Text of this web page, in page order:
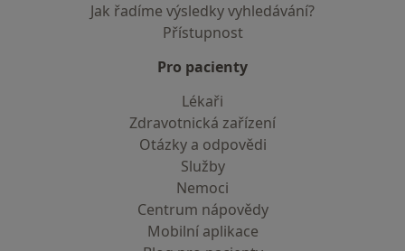
Jak řadíme výsledky vyhledávání?
Přístupnost
Pro pacienty
Lékaři
Zdravotnická zařízení
Otázky a odpovědi
Služby
Nemoci
Centrum nápovědy
Mobilní aplikace